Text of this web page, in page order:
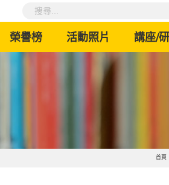
榮譽榜 活動照片 講座/
首頁